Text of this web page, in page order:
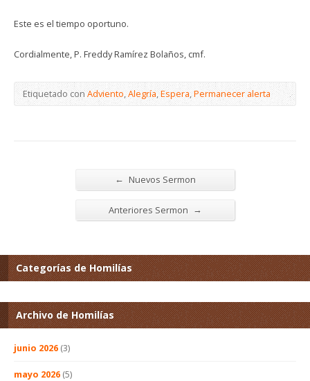
Este es el tiempo oportuno.
Cordialmente, P. Freddy Ramírez Bolaños, cmf.
Etiquetado conAdviento,Alegría,Espera,Permanecer alerta
← Nuevos Sermon
Anteriores Sermon →
Categorías de Homilías
Archivo de Homilías
junio 2026 (3)
mayo 2026 (5)